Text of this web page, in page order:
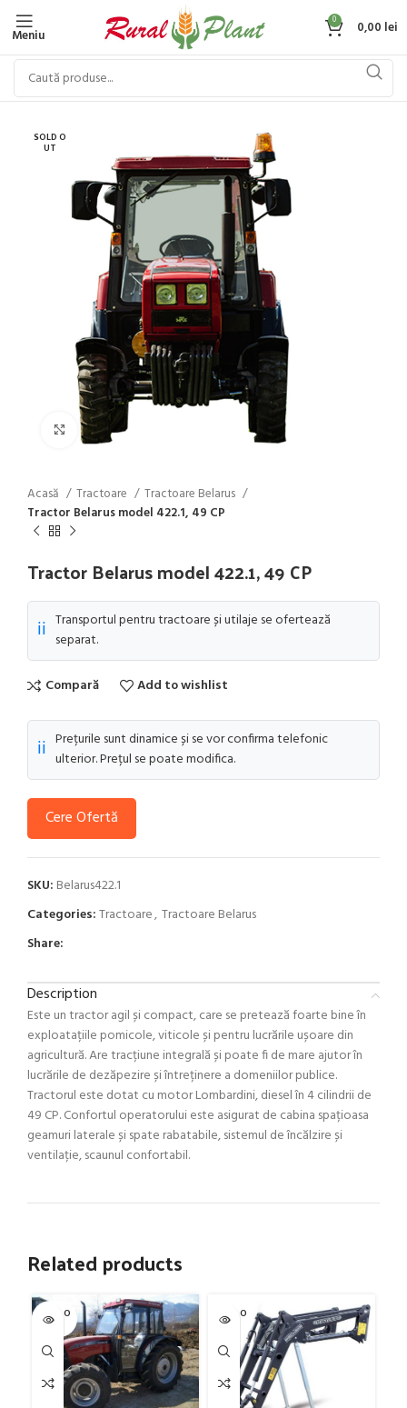
Meniu
0 0,00 lei
SOLD O
UT
Click to enlarge
Acasă Tractoare
Tractoare Belarus
Tractor Belarus model 422.1, 49 CP
Tractor Belarus model 422.1, 49 CP
ℹ️ Transportul pentru tractoare și utilaje se ofertează
separat.
Compară Add to wishlist
ℹ️ Prețurile sunt dinamice și se vor confirma telefonic
ulterior. Prețul se poate modifica.
Cere Ofertă
SKU: Belarus422.1
Categories:Tractoare, Tractoare Belarus
Share:
Description
Este un tractor agil și compact, care se pretează foarte bine în
exploatațiile pomicole, viticole și pentru lucrările ușoare din
agricultură. Are tracțiune integrală și poate fi de mare ajutor în
lucrările de dezăpezire și întreținere a domeniilor publice.
Tractorul este dotat cu motor Lombardini, diesel în 4 cilindrii de
49 CP. Confortul operatorului este asigurat de cabina spațioasa
geamuri laterale și spate rabatabile, sistemul de încălzire și
ventilație, scaunul confortabil.
Related products
SOLD O
UT
SOLD O
UT